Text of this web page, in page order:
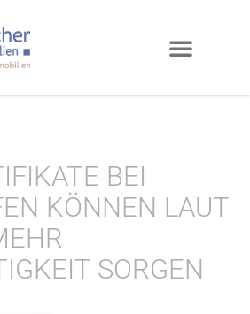
BEI
KÖNNEN LAUT
SORGEN